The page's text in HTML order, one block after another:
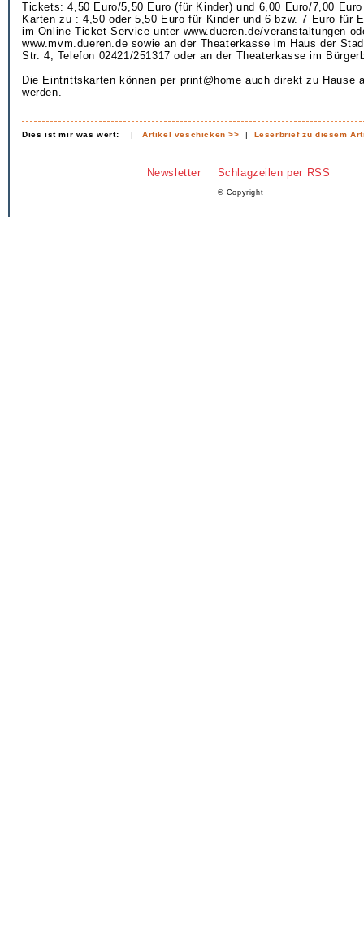
Tickets: 4,50 Euro/5,50 Euro (für Kinder) und 6,00 Euro/7,00
Karten zu : 4,50 oder 5,50 Euro für Kinder und 6 bzw. 7 Euro für
im Online-Ticket-Service unter www.dueren.de/veranstaltungen
www.mvm.dueren.de sowie an der Theaterkasse im Haus der
Str. 4, Telefon 02421/251317 oder an der Theaterkasse im
Die Eintrittskarten können per print@home auch direkt zu Hause
werden.
Dies ist mir was wert: |Artikel veschicken >> | Leserbrief zu diesem
Newsletter Schlagzeilen per RSS
© Copyright